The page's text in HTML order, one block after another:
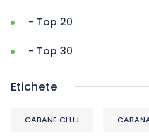
- Top 20
- Top 30
Etichete
CABANE CLUJ